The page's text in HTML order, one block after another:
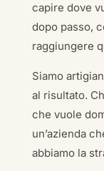
capire dove
dopo passo,
raggiungere
Siamo
al risultato.
che vuole
un’azienda
abbiamo la